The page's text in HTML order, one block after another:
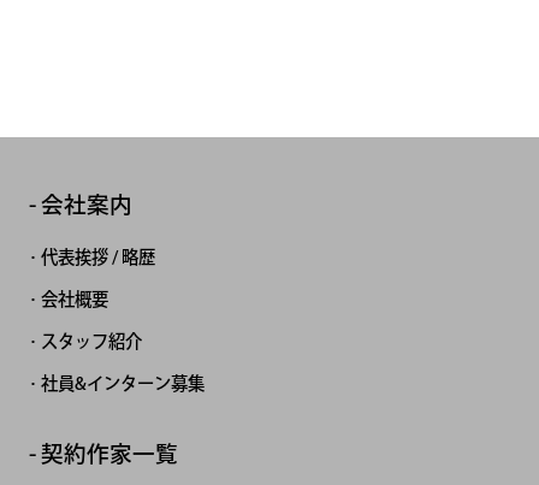
会社案内
代表挨拶 / 略歴
会社概要
スタッフ紹介
社員&インターン募集
契約作家一覧